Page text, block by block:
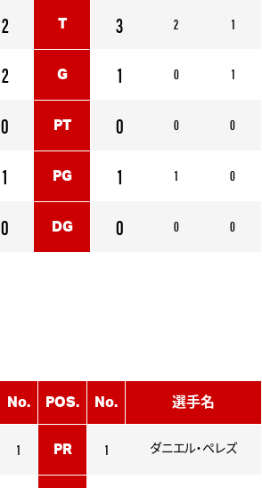
2 T
3
2
G
1
0
PT
0
1
PG
1
0
DG 0
2 1
0 1
0 0
1 0
0 0
No. POS. No. 選手名
1 PR 1 ダニエル・ペレズ